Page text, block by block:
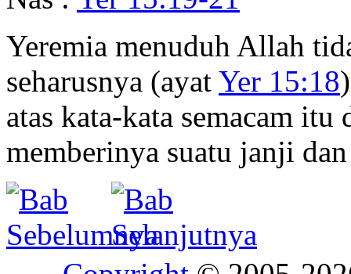
Yeremia menuduh Allah
seharusnya (ayat Yer 15:18
atas kata-kata semacam
memberinya suatu janji